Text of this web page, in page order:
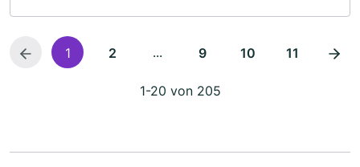
1 2 ... 9 10 11
1-20 von 205